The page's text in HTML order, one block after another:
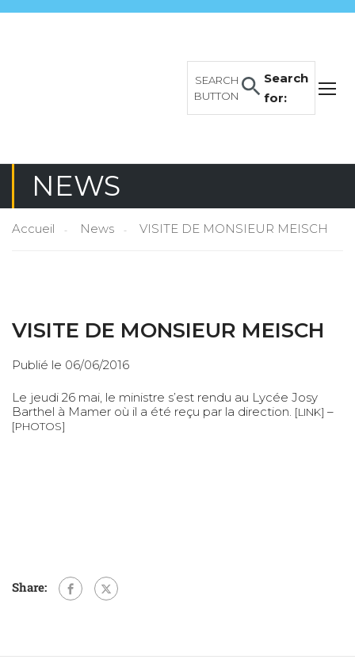
Search
for:
SEARCH
BUTTON
NEWS
Accueil News VISITE DE MONSIEUR MEISCH
VISITE DE MONSIEUR MEISCH
Publié le 06/06/2016
Le jeudi 26 mai, le ministre s’est rendu au Lycée Josy
Barthel à Mamer où il a été reçu par la direction. [LINK] –
[PHOTOS]
Share: